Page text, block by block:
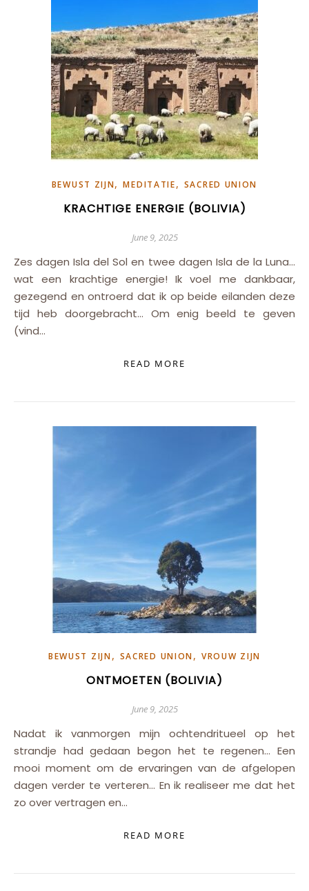
BEWUST ZIJN,MEDITATIE, SACRED UNION
KRACHTIGE ENERGIE (BOLIVIA)
June 9, 2025
Zes dagen Isla del Sol en twee dagen Isla de la Luna…
wat een krachtige energie! Ik voel me dankbaar,
gezegend en ontroerd dat ik op beide eilanden deze
tijd heb doorgebracht… Om enig beeld te geven
(vind…
READ MORE
BEWUST ZIJN, SACRED UNION,VROUW ZIJN
ONTMOETEN (BOLIVIA)
June 9, 2025
Nadat ik vanmorgen mijn ochtendritueel op het
strandje had gedaan begon het te regenen… Een
mooi moment om de ervaringen van de afgelopen
dagen verder te verteren… En ik realiseer me dat het
zo over vertragen en…
READ MORE